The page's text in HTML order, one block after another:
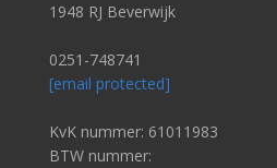
1948 RJ Beverwijk
0251-748741
[email protected]
KvK nummer: 61011983
BTW nummer: